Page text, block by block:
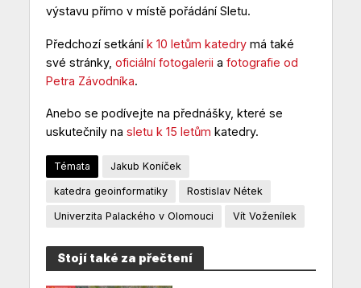
výstavu přímo v místě pořádání Sletu.
Předchozí setkání k 10 letům katedrymá také
své stránky, oficiální fotogalerii a fotografie od
Petra Závodníka.
Anebo se podívejte na přednášky, které se
uskutečnily na sletu k 15 letům katedry.
Témata Jakub Koníček
katedra geoinformatiky Rostislav Nétek
Univerzita Palackého v Olomouci Vít Voženílek
Stojí také za přečtení